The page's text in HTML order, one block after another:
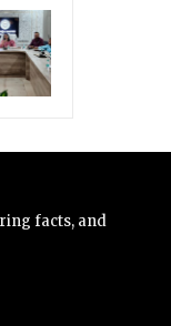
facts, and